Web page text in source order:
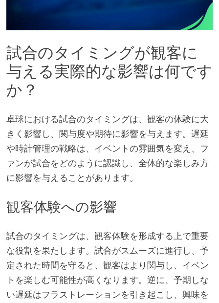
試合のタイミングが観客に
与える実際的な影響は何です
か？
卓球における試合のタイミングは、観客の体験に大
きく影響し、関与度や期待に影響を与えます。遅延
や時計管理の戦略は、イベントの雰囲気を変え、フ
ァンが試合をどのように認識し、全体的な楽しみ方
に影響を与えることがあります。
観客体験への影響
試合のタイミングは、観客体験を形成する上で重要
な役割を果たします。試合がスムーズに進行し、予
定された時間を守ると、観客はより関与し、イベン
トを楽しむ可能性が高くなります。逆に、予期しな
い遅延はフラストレーションを引き起こし、興味を